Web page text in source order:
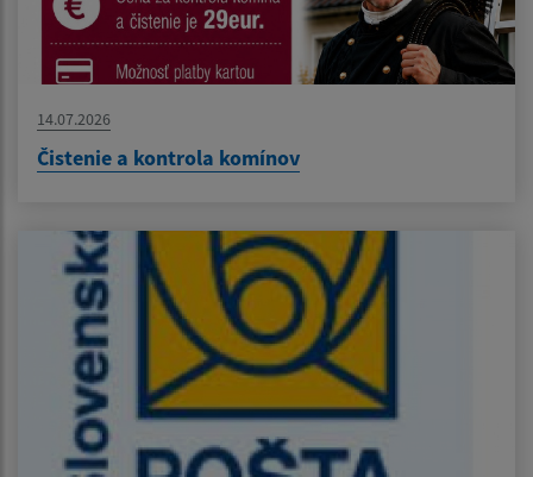
14.07.2026
Čistenie a kontrola komínov